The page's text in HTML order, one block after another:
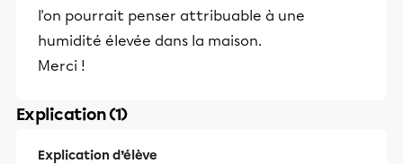
l'on pourrait penser attribuable à une
humidité élevée dans la maison.
Merci !
Explication (1)
Explication d’élève